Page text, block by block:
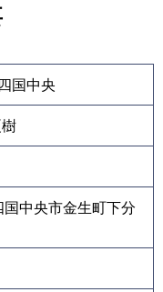
国中央
中央市金生町下分